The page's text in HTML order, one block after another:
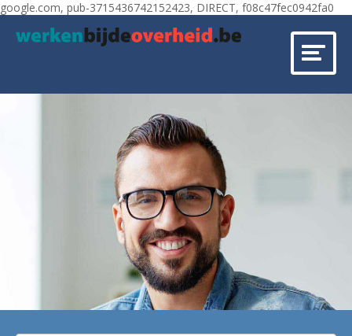
google.com, pub-3715436742152423, DIRECT, f08c47fec0942fa0